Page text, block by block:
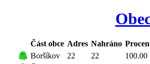
Část obce Adres Nahráno
Boršíkov
22 22
100.00